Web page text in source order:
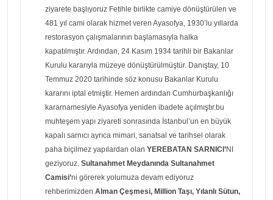
ziyarete başlıyoruz Fetihle birlikte camiye dönüştürülen ve
481 yıl cami olarak hizmet veren Ayasofya, 1930’lu yıllarda
restorasyon çalışmalarının başlamasıyla halka
kapatılmıştır. Ardından, 24 Kasım 1934 tarihli bir Bakanlar
Kurulu kararıyla müzeye dönüştürülmüştür. Danıştay, 10
Temmuz 2020 tarihinde söz konusu Bakanlar Kurulu
kararını iptal etmiştir. Hemen ardından Cumhurbaşkanlığı
kararnamesiyle Ayasofya yeniden ibadete açılmıştır.bu
muhteşem yapı ziyareti sonrasında İstanbul’un en büyük
kapalı sarnıcı ayrıca mimari, sanatsal ve tarihsel olarak
paha biçilmez yapılardan olan YEREBATAN SARNICI’NI
geziyoruz. Sultanahmet Meydanında Sultanahmet
Camisi’ni görerek yolumuza devam ediyoruz
rehberimizden Alman Çeşmesi, Million Taşı, Yılanlı Sütun,